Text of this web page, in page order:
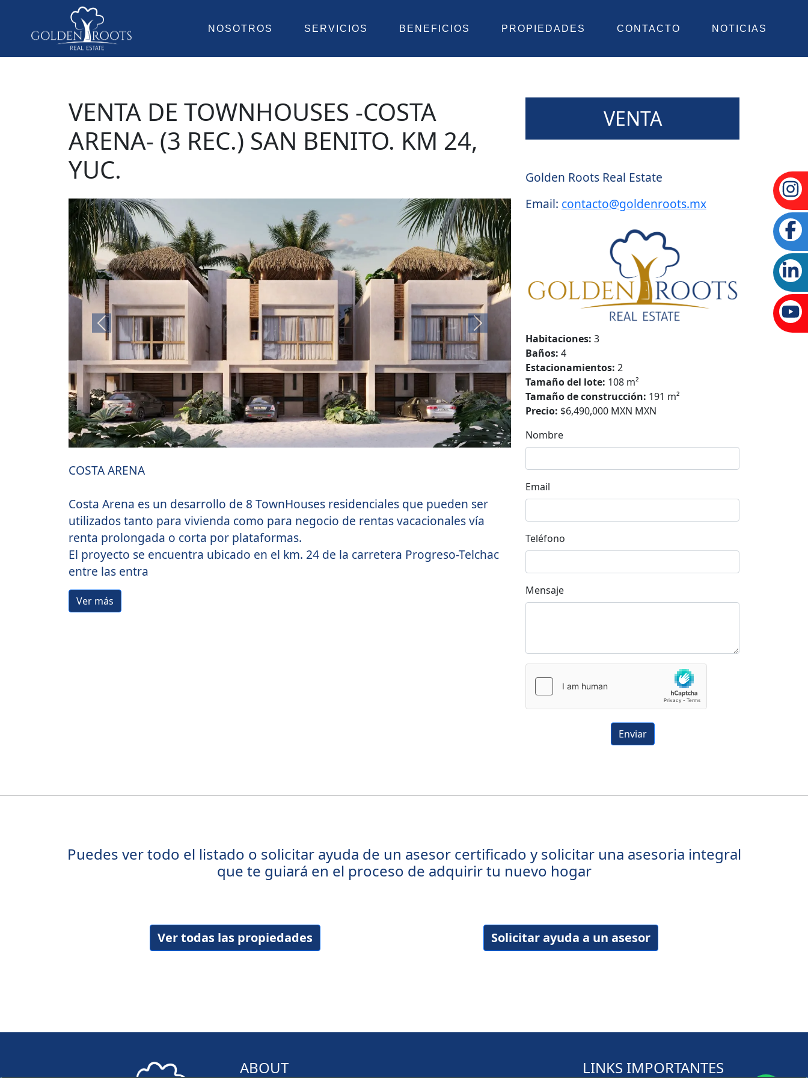
NOSOTROS SERVICIOS BENEFICIOS PROPIEDADES CONTACTO NOTICIAS
VENTA DE TOWNHOUSES -COSTA
ARENA- (3 REC.) SAN BENITO. KM 24,
YUC.
Previous Next
COSTA ARENA
Costa Arena es un desarrollo de 8 TownHouses residenciales que pueden ser
utilizados tanto para vivienda como para negocio de rentas vacacionales vía
renta prolongada o corta por plataformas.
El proyecto se encuentra ubicado en el km. 24 de la carretera Progreso-Telchac
entre las entra
Ver más
VENTA
Golden Roots Real Estate
Email: contacto@goldenroots.mx
Habitaciones: 3
Baños: 4
Estacionamientos: 2
Tamaño del lote: 108 m²
Tamaño de construcción: 191 m²
Precio: $6,490,000 MXN MXN
Nombre
Email
Teléfono
Mensaje
Enviar
Puedes ver todo el listado o solicitar ayuda de un asesor certificado y solicitar una asesoria integral
que te guiará en el proceso de adquirir tu nuevo hogar
Ver todas las propiedades Solicitar ayuda a un asesor
ABOUT LINKS IMPORTANTES